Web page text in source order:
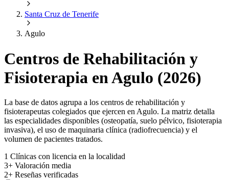
Santa Cruz de Tenerife
Agulo
Centros de Rehabilitación y
Fisioterapia en Agulo (2026)
La base de datos agrupa a los centros de rehabilitación y
fisioterapeutas colegiados que ejercen en Agulo. La matriz detalla
las especialidades disponibles (osteopatía, suelo pélvico, fisioterapia
invasiva), el uso de maquinaria clínica (radiofrecuencia) y el
volumen de pacientes tratados.
1 Clínicas con licencia en la localidad
3+ Valoración media
2+ Reseñas verificadas